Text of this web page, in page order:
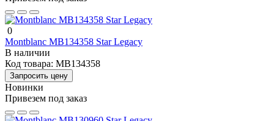
0
Montblanc MB134358 Star Legacy
В наличии
Код товара: MB134358
Запросить цену
Новинки
Привезем под заказ